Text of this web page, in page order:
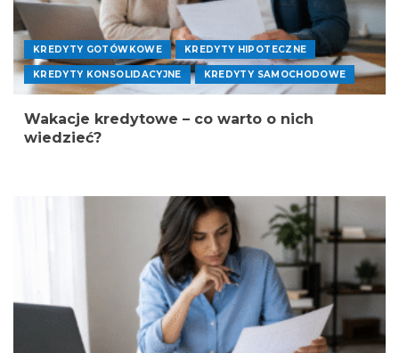
KREDYTY GOTÓWKOWE KREDYTY HIPOTECZNE
KREDYTY KONSOLIDACYJNE KREDYTY SAMOCHODOWE
Wakacje kredytowe – co warto o nich
wiedzieć?